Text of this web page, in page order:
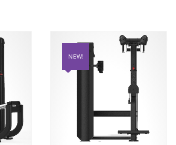
NEW!